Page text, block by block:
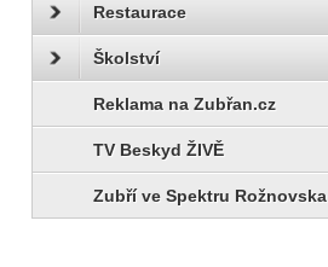
Restaurace
Školství
Reklama na Zubřan.cz
TV Beskyd ŽIVĚ
Zubří ve Spektru Rožnovska